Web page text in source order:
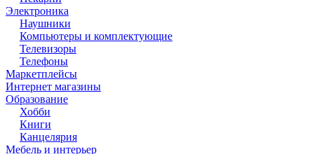
Электроника
Наушники
Компьютеры и комплектующие
Телевизоры
Телефоны
Маркетплейсы
Интернет магазины
Образование
Хобби
Книги
Канцелярия
Мебель и интерьер